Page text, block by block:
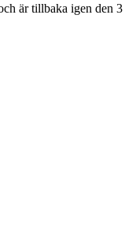
är tillbaka igen den